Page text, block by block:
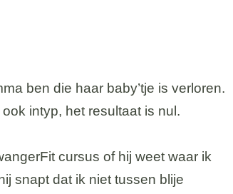
ben die haar baby’tje is verloren.
intyp, het resultaat is nul.
cursus of hij weet waar ik
snapt dat ik niet tussen blije